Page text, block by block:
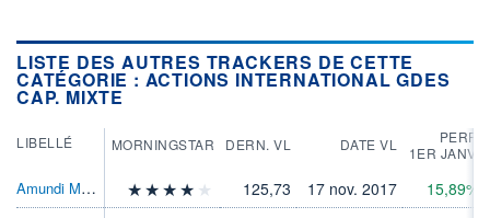
LISTE DES AUTRES TRACKERS DE CETTE
CATÉGORIE : ACTIONS INTERNATIONAL GDES
CAP. MIXTE
LIBELLÉ MORNINGSTAR DERN. VL DATE VL
PERF.
1ER JANV.
Amundi MSCI All Country World ETF EURAcc 125,73 17 nov. 2017
15,89%